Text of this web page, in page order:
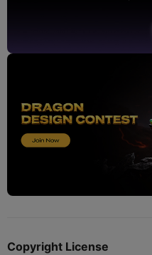
Copyright License